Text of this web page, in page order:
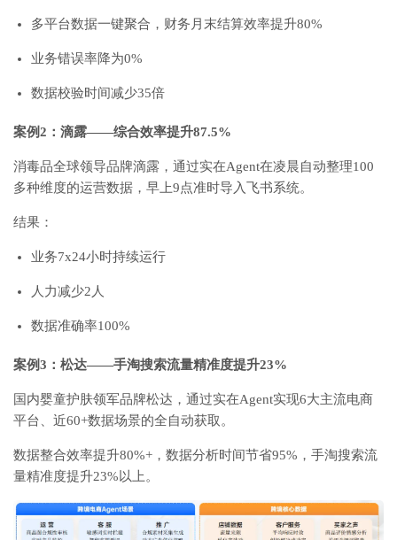
多平台数据一键聚合，财务月末结算效率提升80%
业务错误率降为0%
数据校验时间减少35倍
案例2：滴露——综合效率提升87.5%
消毒品全球领导品牌滴露，通过实在Agent在凌晨自动整理100
多种维度的运营数据，早上9点准时导入飞书系统。
结果：
业务7x24小时持续运行
人力减少2人
数据准确率100%
案例3：松达——手淘搜索流量精准度提升23%
国内婴童护肤领军品牌松达，通过实在Agent实现6大主流电商
平台、近60+数据场景的全自动获取。
数据整合效率提升80%+，数据分析时间节省95%，手淘搜索流
量精准度提升23%以上。